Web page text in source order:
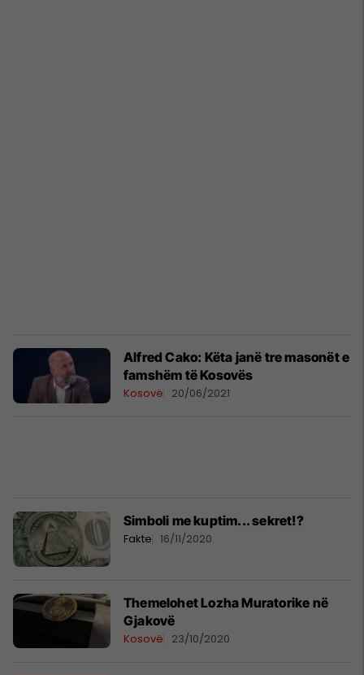
Alfred Cako: Këta janë tre masonët e
famshëm të Kosovës
Kosovë 20/06/2021
Simboli me kuptim... sekret!?
Fakte 16/11/2020
Themelohet Lozha Muratorike në
Gjakovë
Kosovë 23/10/2020